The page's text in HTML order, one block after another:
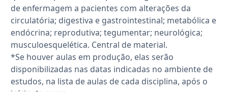
de enfermagem a pacientes com alterações da
circulatória; digestiva e gastrointestinal; metabólica e
endócrina; reprodutiva; tegumentar; neurológica;
musculoesquelética. Central de material.
*Se houver aulas em produção, elas serão
disponibilizadas nas datas indicadas no ambiente de
estudos, na lista de aulas de cada disciplina, após o